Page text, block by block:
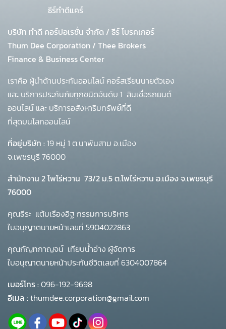
ธีร์ทำดีแคร์
บริษัท ทำดี คอร์ปอเรชั่น จำกัด / ธีร์ โบรคเกอร์
Thum Dee Corporation / Thee Brokers
Finance & Business Center
เราคือ ผู้นำด้านประกันออนไลน์ คอร์สเรียนนายตัวเอง
และ บริการประกันภัยทุกชนิดอันดับ 1 สินเชื่อรถยนต์
ออนไลน์ และ บริการอสังหาริมทรัพย์ที่ดี
ที่สุดบนโลกออนไลน์
ที่อยู่บริษัท : 19 หมู่ 1 ต.นาพันสาม อ.เมือง
จ.เพชรบุรี 76000
สำนักงาน 2 โพโร่หวาน 73/2 ม.5 ต.โพไร่หวาน อ.เมือง จ.เพชรบุรี
76000
คุณธีระ แต้มเรืองอิฐ กรรมการบริหาร
ใบอนุญาตนายหน้าเลขที่ 5904022863
คุณกัญทกาญจน์ เทียบน้ำอ่าง ผู้จัดการ
ใบอนุญาตนายหน้าประกันชีวิตเลขที่ 6304007864
เบอร์โทร :096-192-9698
อีเมล :thumdee.corporation@gmail.com